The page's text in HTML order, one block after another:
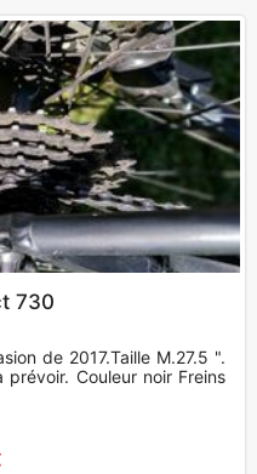
730
de 2017.Taille M.27.5 ".
Couleur noir Freins